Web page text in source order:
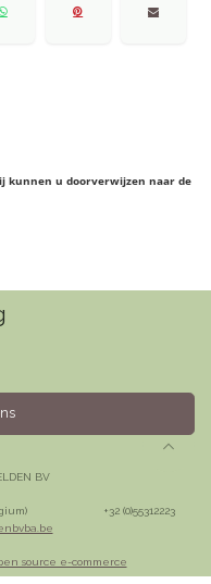
kunnen u doorverwijzen naar de
BV
​+32 (0)55312223
source e-commerce